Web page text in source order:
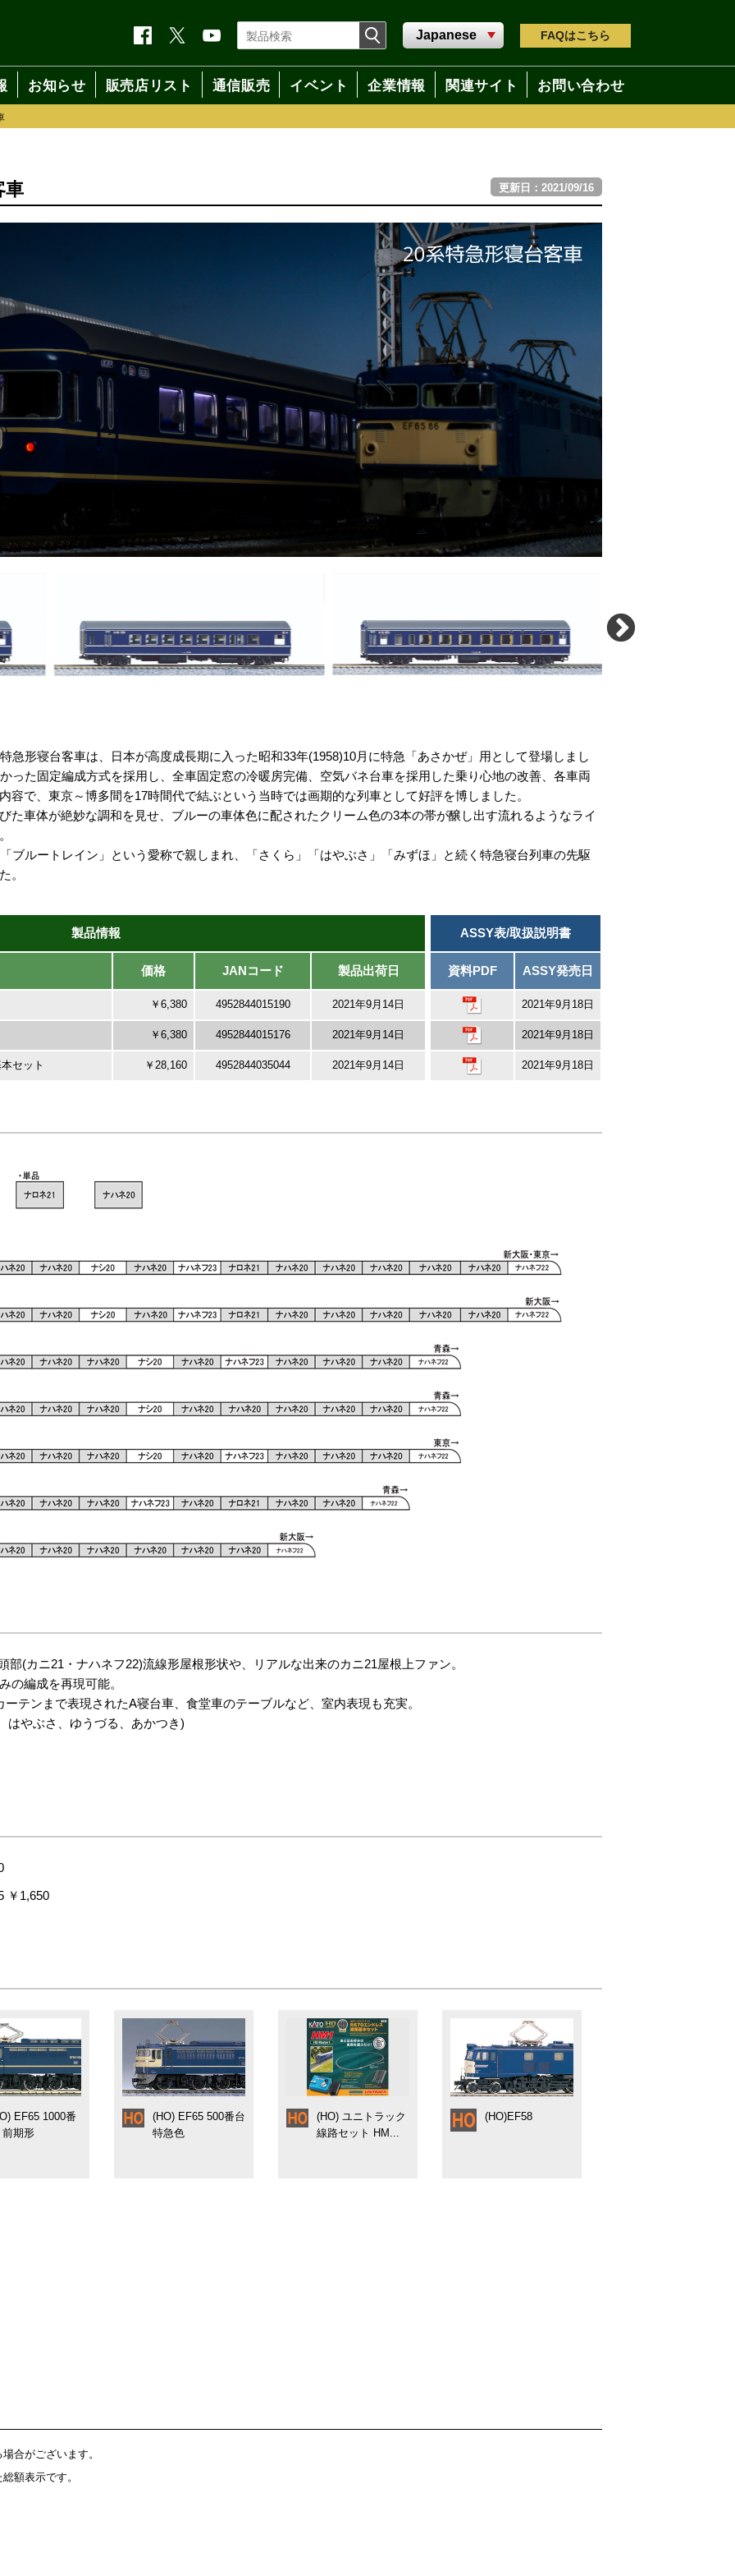
FAQはこちら
お知らせ 販売店リスト 通信販売 イベント 企業情報 関連サイト お問い合わせ
車 更新日：2021/09/16
急形寝台客車は、日本が高度成長期に入った昭和33年(1958)10月に特急「あさかぜ」用として登場しまし
った固定編成方式を採用し、全車固定窓の冷暖房完備、空気バネ台車を採用した乗り心地の改善、各車両
容で、東京～博多間を17時間代で結ぶという当時では画期的な列車として好評を博しました。
た車体が絶妙な調和を見せ、ブルーの車体色に配されたクリーム色の3本の帯が醸し出す流れるようなライ
ブルートレイン」という愛称で親しまれ、「さくら」「はやぶさ」「みずほ」と続く特急寝台列車の先駆
。
製品情報 ASSY表/取扱説明書
価格 JANコード 製品出荷日 資料PDF ASSY発売日
￥6,380 4952844015190 2021年9月14日 2021年9月18日
￥6,380 4952844015176 2021年9月14日 2021年9月18日
セット ￥28,160 4952844035044 2021年9月14日 2021年9月18日
(カニ21・ナハネフ22)流線形屋根形状や、リアルな出来のカニ21屋根上ファン。
の編成を再現可能。
テンまで表現されたA寝台車、食堂車のテーブルなど、室内表現も充実。
はやぶさ、ゆうづる、あかつき)
どの床下機器を細密に再現
￥1,650
EF65 1000番
前期形
(HO) EF65 500番台
特急色
(HO) ユニトラック
線路セット HM...
(HO)EF58
合がございます。
額表示です。